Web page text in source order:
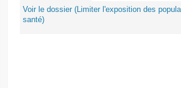
Voir le dossier (Limiter l'exposition des
santé)